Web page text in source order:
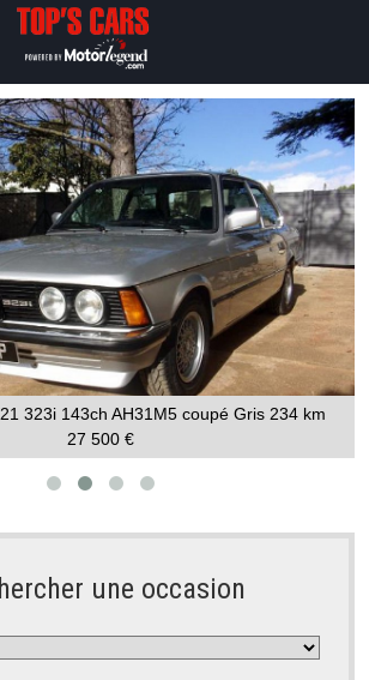
323i 143ch AH31M5 coupé Gris 234 km
27 500 €
une occasion